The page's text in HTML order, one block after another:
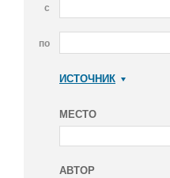
с
по
ИСТОЧНИК
МЕСТО
АВТОР